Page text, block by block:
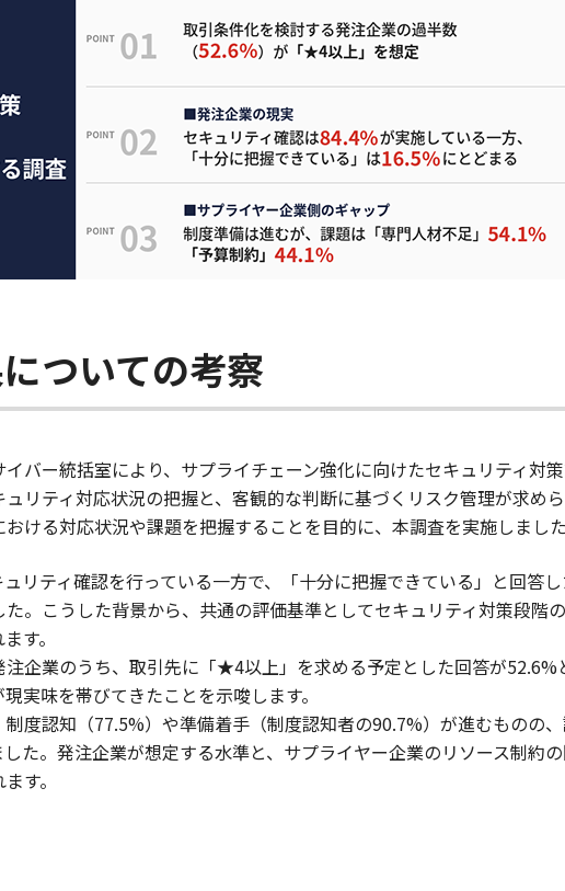
ついての考察
バー統括室により、サプライチェーン強化に向けたセキュリティ対
リティ対応状況の把握と、客観的な判断に基づくリスク管理が求め
ける対応状況や課題を把握することを目的に、本調査を実施しました
リティ確認を行っている一方で、「十分に把握できている」と回答
。こうした背景から、共通の評価基準としてセキュリティ対策段階
す。
企業のうち、取引先に「★4以上」を求める予定とした回答が52.6%
実味を帯びてきたことを示唆します。
度認知（77.5%）や準備着手（制度認知者の90.7%）が進むものの
した。発注企業が想定する水準と、サプライヤー企業のリソース制約
す。